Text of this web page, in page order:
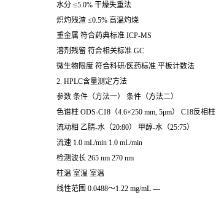
水分 ≤5.0% 干燥失重法
炽灼残渣 ≤0.5% 高温灼烧
重金属 符合药典标准 ICP-MS
溶剂残留 符合相关标准 GC
微生物限度 符合科研/医药标准 平板计数法
2. HPLC含量测定方法
参数 条件（方法一） 条件（方法二）
色谱柱 ODS-C18（4.6×250 mm, 5μm） C18反相柱
流动相 乙腈-水（20:80） 甲醇-水（25:75）
流速 1.0 mL/min 1.0 mL/min
检测波长 265 nm 270 nm
柱温 室温 室温
线性范围 0.0488～1.22 mg/mL —